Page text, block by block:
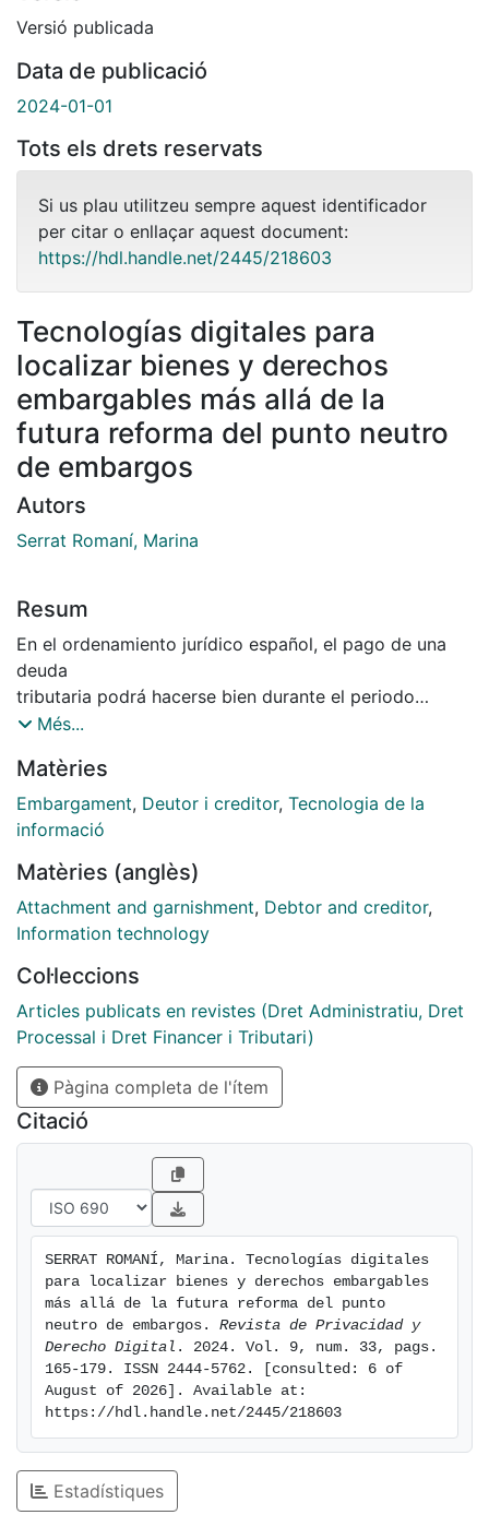
Versió publicada
Data de publicació
2024-01-01
Tots els drets reservats
Si us plau utilitzeu sempre aquest identificador
per citar o enllaçar aquest document:
https://hdl.handle.net/2445/218603
Tecnologías digitales para
localizar bienes y derechos
embargables más allá de la
futura reforma del punto neutro
de embargos
Autors
Serrat Romaní, Marina
Resum
En el ordenamiento jurídico español, el pago de una
deuda
tributaria podrá hacerse bien durante el periodo
voluntario
Tributaria).
Cuando el deudor a la hacienda pública no realiza el
pago ni
Tributaria),
ni durante los plazos indicados con la notificación de
la
Tributaria),
entonces se inicia la fase de embargo. En esta fase el
cobro de
las deudas se realiza mediante la ejecución de los
bienes que
sean titularidad del deudor, emitiéndose las
correspondientes
diligencias de embargo, para obtener el importe de las
deudas
más los recargos, intereses y costas a través de estos
Sin embargo, emitir una diligencia de embargo es una
cosa y,
poder ejecutar el embargo del bien es otra bien
distinta, pues
localizar los bienes embargables es una temática no
exenta de
Més...
Matèries
Embargament, Deutor i creditor, Tecnologia de la
informació
Matèries (anglès)
Attachment and garnishment, Debtor and creditor,
Information technology
Col·leccions
Articles publicats en revistes (Dret Administratiu, Dret
Processal i Dret Financer i Tributari)
Pàgina completa de l'ítem
Citació
SERRAT ROMANÍ, Marina. Tecnologías digitales
para localizar bienes y derechos embargables
más allá de la futura reforma del punto
neutro de embargos. Revista de Privacidad y
Derecho Digital . 2024. Vol. 9, num. 33, pags.
165-179. ISSN 2444-5762. [consulted: 6 of
August of 2026]. Available at:
https://hdl.handle.net/2445/218603
Estadístiques